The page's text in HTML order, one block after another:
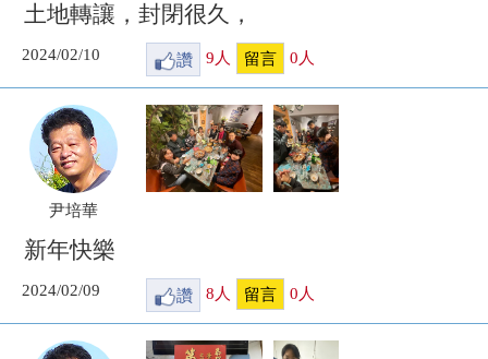
土地轉讓，封閉很久，
2024/02/10 讚 9 人 留言 0 人
尹培華
新年快樂
2024/02/09 讚 8 人 留言 0 人